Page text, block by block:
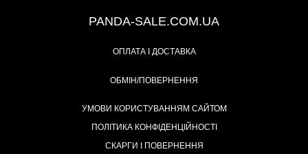
PANDA-SALE.COM.UA
ОПЛАТА І ДОСТАВКА
ОБМІН/ПОВЕРНЕННЯ
УМОВИ КОРИСТУВАННЯМ САЙТОМ
ПОЛІТИКА КОНФІДЕНЦІЙНОСТІ
СКАРГИ І ПОВЕРНЕННЯ